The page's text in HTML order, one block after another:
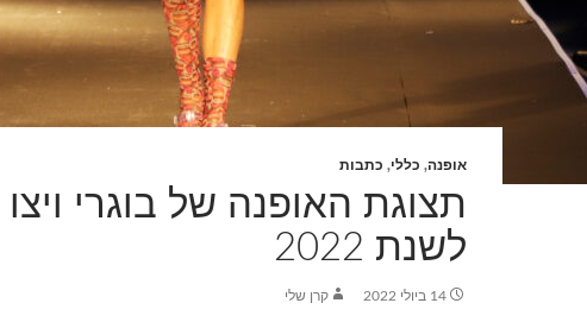
אופנה, כללי, כתבות
תצוגת האופנה של בוגרי
לשנת 2022
14 ביולי 2022 קרן שלי